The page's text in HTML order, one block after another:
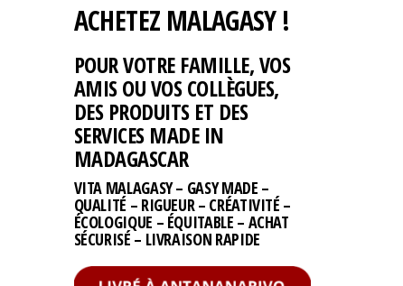
ACHETEZ MALAGASY !
POUR VOTRE FAMILLE, VOS
AMIS OU VOS COLLÈGUES,
DES PRODUITS ET DES
SERVICES MADE IN
MADAGASCAR
VITA MALAGASY – GASY MADE –
QUALITÉ – RIGUEUR – CRÉATIVITÉ –
ÉCOLOGIQUE – ÉQUITABLE – ACHAT
SÉCURISÉ – LIVRAISON RAPIDE